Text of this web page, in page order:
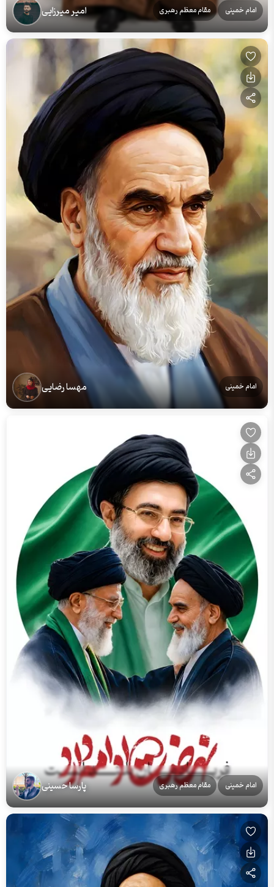
امام خمینی مقام معظم رهبری امیر میرزایی
امام خمینی مهسا رضایی
امام خمینی مقام معظم رهبری پارسا حسینی